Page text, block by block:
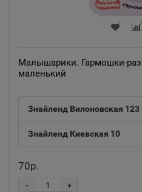
Малышарики. Гармошки-
маленький
Знайленд Вилоновская 123
Знайленд Киевская 10
70р.
+
-